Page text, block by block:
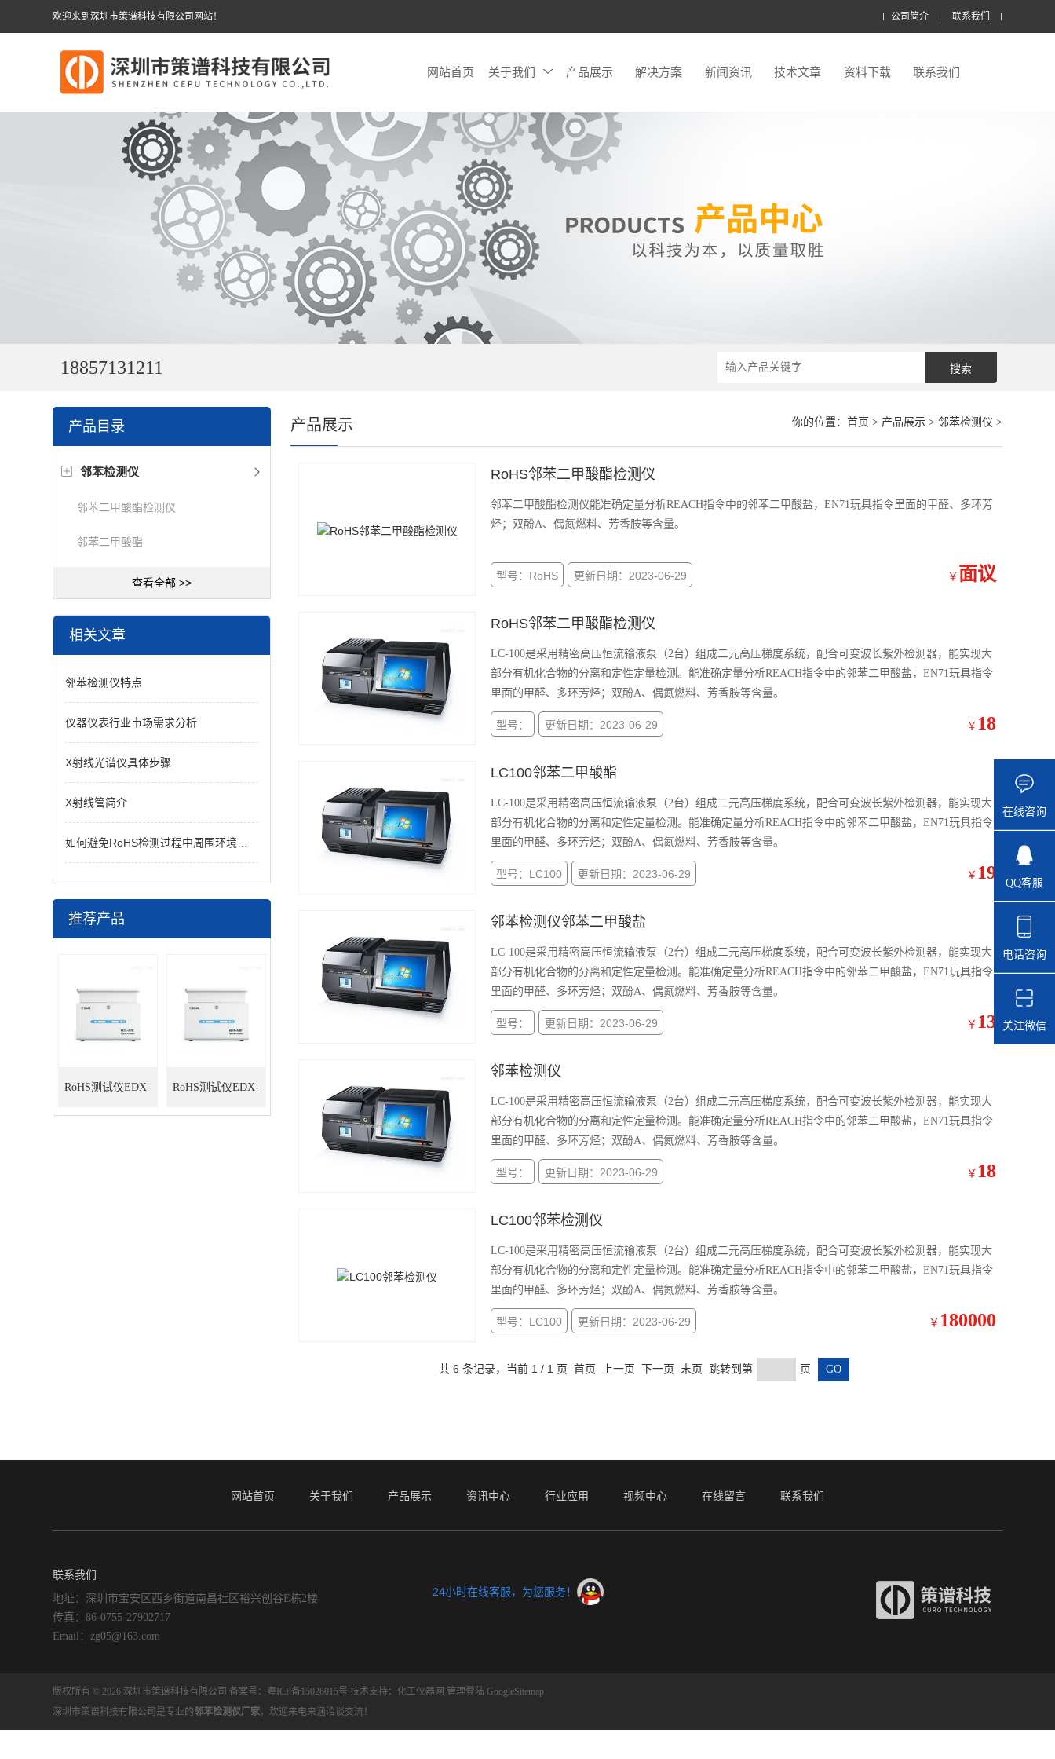
欢迎来到深圳市策谱科技有限公司网站！ 公司简介 联系我们
网站首页 关于我们 产品展示 解决方案 新闻资讯 技术文章 资料下载 联系我们
18857131211
产品目录
邻苯检测仪
邻苯二甲酸酯检测仪
邻苯二甲酸酯
查看全部 >>
相关文章
邻苯检测仪特点
仪器仪表行业市场需求分析
X射线光谱仪具体步骤
X射线管简介
如何避免RoHS检测过程中周围环境干扰
推荐产品
RoHS测试仪EDX- RoHS测试仪EDX-
你的位置： 首页 > 产品展示> 邻苯检测仪 >
产品展示
RoHS邻苯二甲酸酯检测仪
邻苯二甲酸酯检测仪能准确定量分析REACH指令中的邻苯二甲酸盐，EN71玩具指令里面的甲醛、多环芳
烃；双酚A、偶氮燃料、芳香胺等含量。
型号：RoHS 更新日期：2023-06-29 ￥ 面议
RoHS邻苯二甲酸酯检测仪
LC-100是采用精密高压恒流输液泵（2台）组成二元高压梯度系统，配合可变波长紫外检测器，能实现大
部分有机化合物的分离和定性定量检测。能准确定量分析REACH指令中的邻苯二甲酸盐，EN71玩具指令
里面的甲醛、多环芳烃；双酚A、偶氮燃料、芳香胺等含量。
型号： 更新日期：2023-06-29 ￥ 18
LC100邻苯二甲酸酯
LC-100是采用精密高压恒流输液泵（2台）组成二元高压梯度系统，配合可变波长紫外检测器，能实现大
部分有机化合物的分离和定性定量检测。能准确定量分析REACH指令中的邻苯二甲酸盐，EN71玩具指令
里面的甲醛、多环芳烃；双酚A、偶氮燃料、芳香胺等含量。
型号：LC100 更新日期：2023-06-29 ￥ 19
邻苯检测仪邻苯二甲酸盐
LC-100是采用精密高压恒流输液泵（2台）组成二元高压梯度系统，配合可变波长紫外检测器，能实现大
部分有机化合物的分离和定性定量检测。能准确定量分析REACH指令中的邻苯二甲酸盐，EN71玩具指令
里面的甲醛、多环芳烃；双酚A、偶氮燃料、芳香胺等含量。
型号： 更新日期：2023-06-29 ￥ 13
邻苯检测仪
LC-100是采用精密高压恒流输液泵（2台）组成二元高压梯度系统，配合可变波长紫外检测器，能实现大
部分有机化合物的分离和定性定量检测。能准确定量分析REACH指令中的邻苯二甲酸盐，EN71玩具指令
里面的甲醛、多环芳烃；双酚A、偶氮燃料、芳香胺等含量。
型号： 更新日期：2023-06-29 ￥ 18
LC100邻苯检测仪
LC-100是采用精密高压恒流输液泵（2台）组成二元高压梯度系统，配合可变波长紫外检测器，能实现大
部分有机化合物的分离和定性定量检测。能准确定量分析REACH指令中的邻苯二甲酸盐，EN71玩具指令
里面的甲醛、多环芳烃；双酚A、偶氮燃料、芳香胺等含量。
型号：LC100 更新日期：2023-06-29 ￥ 180000
共 6 条记录，当前 1 / 1 页 首页 上一页 下一页 末页 跳转到第 页
网站首页 关于我们 产品展示 资讯中心 行业应用 视频中心 在线留言 联系我们
联系我们
地址：深圳市宝安区西乡街道南昌社区裕兴创谷E栋2楼
传真：86-0755-27902717
Email：zg05@163.com
24小时在线客服，为您服务！
版权所有 © 2026 深圳市策谱科技有限公司 备案号：粤ICP备15026015号 技术支持： 化工仪器网 管理登陆 GoogleSitemap
深圳市策谱科技有限公司是专业的邻苯检测仪厂家，欢迎来电来涵洽谈交流！
在线咨询
QQ客服
电话咨询
关注微信